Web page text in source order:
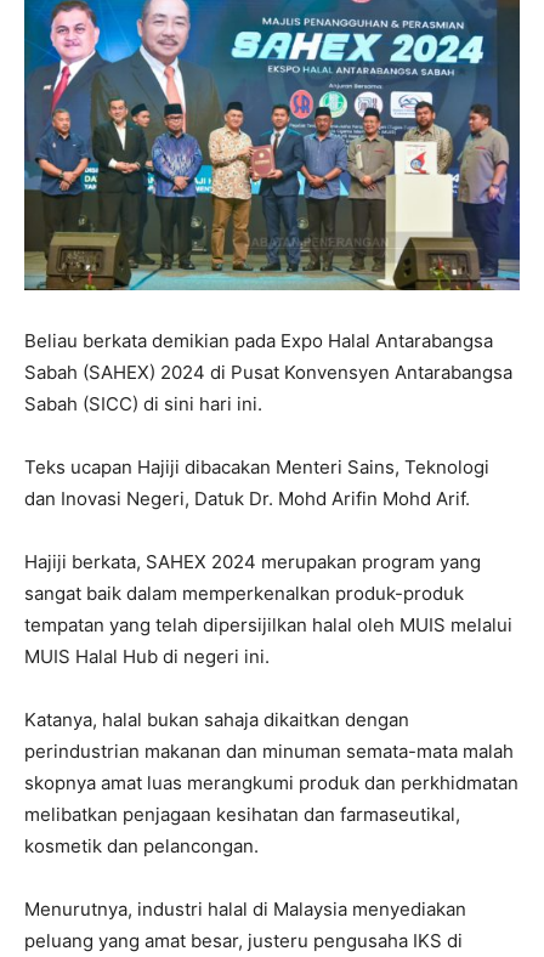
Beliau berkata demikian pada Expo Halal Antarabangsa
Sabah (SAHEX) 2024 di Pusat Konvensyen Antarabangsa
Sabah (SICC) di sini hari ini.
Teks ucapan Hajiji dibacakan Menteri Sains, Teknologi
dan Inovasi Negeri, Datuk Dr. Mohd Arifin Mohd Arif.
Hajiji berkata, SAHEX 2024 merupakan program yang
sangat baik dalam memperkenalkan produk-produk
tempatan yang telah dipersijilkan halal oleh MUIS melalui
MUIS Halal Hub di negeri ini.
Katanya, halal bukan sahaja dikaitkan dengan
perindustrian makanan dan minuman semata-mata malah
skopnya amat luas merangkumi produk dan perkhidmatan
melibatkan penjagaan kesihatan dan farmaseutikal,
kosmetik dan pelancongan.
Menurutnya, industri halal di Malaysia menyediakan
peluang yang amat besar, justeru pengusaha IKS di